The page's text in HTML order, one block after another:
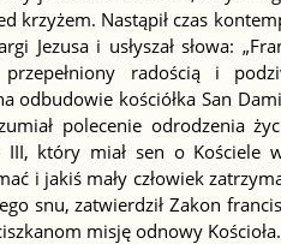
krzyżem. Nastąpił czas
Jezusa i usłyszał słowa:
radością i
odbudowie kościółka San
polecenie odrodzenia
który miał sen o Kościele
i jakiś mały człowiek
snu, zatwierdził Zakon
misję odnowy Kościoła.